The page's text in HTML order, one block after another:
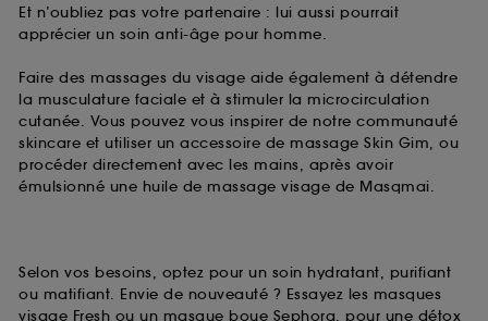
Et n’oubliez pas votre partenaire : lui aussi pourrait
apprécier un soin anti-âge pour homme.
Faire des massages du visage aide également à détendre
la musculature faciale et à stimuler la microcirculation
cutanée. Vous pouvez vous inspirer de notre communauté
skincare et utiliser un accessoire de massage Skin Gim, ou
procéder directement avec les mains, après avoir
émulsionné une huile de massage visage de Masqmai.
Selon vos besoins, optez pour un soin hydratant, purifiant
ou matifiant. Envie de nouveauté ? Essayez les masques
visage Fresh ou un masque boue Sephora, pour une détox